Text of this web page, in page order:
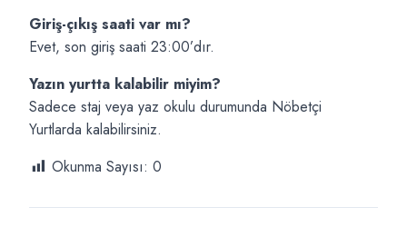
Giriş-çıkış saati var mı?
Evet, son giriş saati 23:00’dır.
Yazın yurtta kalabilir miyim?
Sadece staj veya yaz okulu durumunda Nöbetçi
Yurtlarda kalabilirsiniz.
Okunma Sayısı: 0